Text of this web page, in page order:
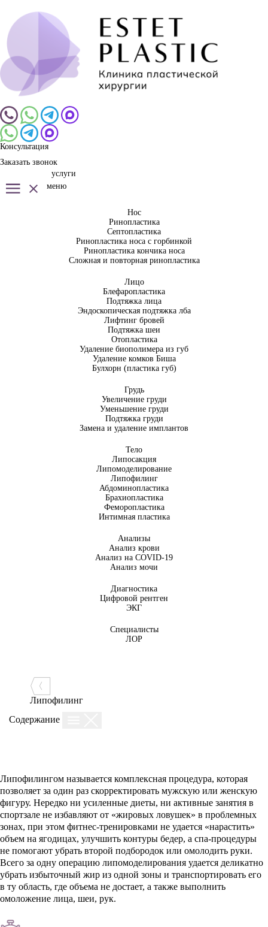
Консультация
Заказать звонок
услуги
меню
Нос
Ринопластика
Септопластика
Ринопластика носа с горбинкой
Ринопластика кончика носа
Сложная и повторная ринопластика
Лицо
Блефаропластика
Подтяжка лица
Эндоскопическая подтяжка лба
Лифтинг бровей
Подтяжка шеи
Отопластика
Удаление биополимера из губ
Удаление комков Биша
Булхорн (пластика губ)
Грудь
Увеличение груди
Уменьшение груди
Подтяжка груди
Замена и удаление имплантов
Тело
Липосакция
Липомоделирование
Липофилинг
Абдоминопластика
Брахиопластика
Феморопластика
Интимная пластика
Анализы
Анализ крови
Анализ на COVID-19
Анализ мочи
Диагностика
Цифровой рентген
ЭКГ
Специалисты
ЛОР
Липофилинг
Содержание
Липофилингом называется комплексная процедура, которая
позволяет за один раз скорректировать мужскую или женскую
фигуру. Нередко ни усиленные диеты, ни активные занятия в
спортзале не избавляют от «жировых ловушек» в проблемных
зонах, при этом фитнес-тренировками не удается «нарастить»
объем на ягодицах, улучшить контуры бедер, а спа-процедуры
не помогают убрать второй подбородок или омолодить руки.
Всего за одну операцию липомоделирования удается деликатно
убрать избыточный жир из одной зоны и транспортировать его
в ту область, где объема не достает, а также выполнить
омоложение лица, шеи, рук.